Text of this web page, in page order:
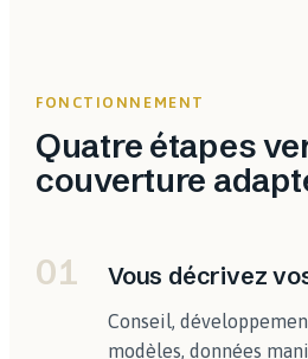
FONCTIONNEMENT
Quatre étapes
couverture
01 Vous décrivez
Conseil,
modèles, données